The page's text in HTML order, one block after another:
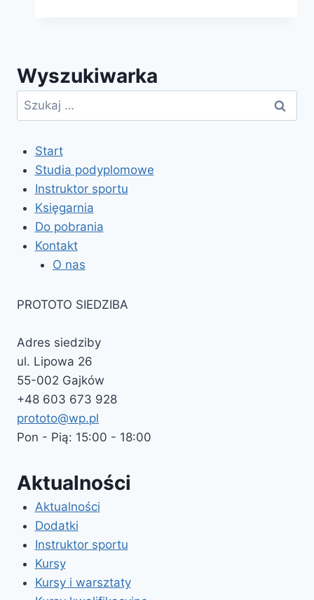
Sztuka
Wyszukiwarka
Szukaj:
Start
Studia podyplomowe
Instruktor sportu
Księgarnia
Do pobrania
Kontakt
O nas
PROTOTO SIEDZIBA
Adres siedziby
ul. Lipowa 26
55-002 Gajków
+48 603 673 928
prototo@wp.pl
Pon - Pią: 15:00 - 18:00
Aktualności
Aktualności
Dodatki
Instruktor sportu
Kursy
Kursy i warsztaty